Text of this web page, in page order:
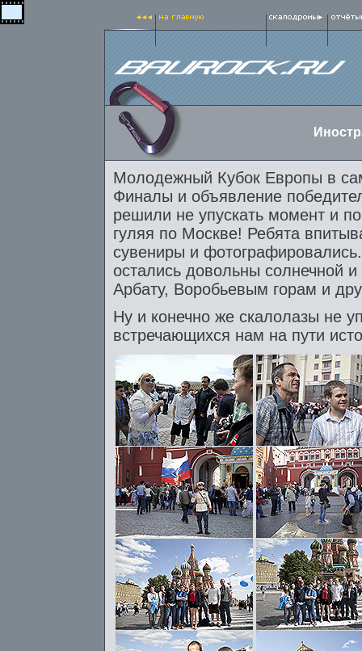
Молодежный Кубок Европы в
Финалы и объявление
решили не упускать момент и
гуляя по Москве! Ребята
сувениры и
остались довольны солнечной
Арбату, Воробьевым горам и
Ну и конечно же скалолазы не
встречающихся нам на пути